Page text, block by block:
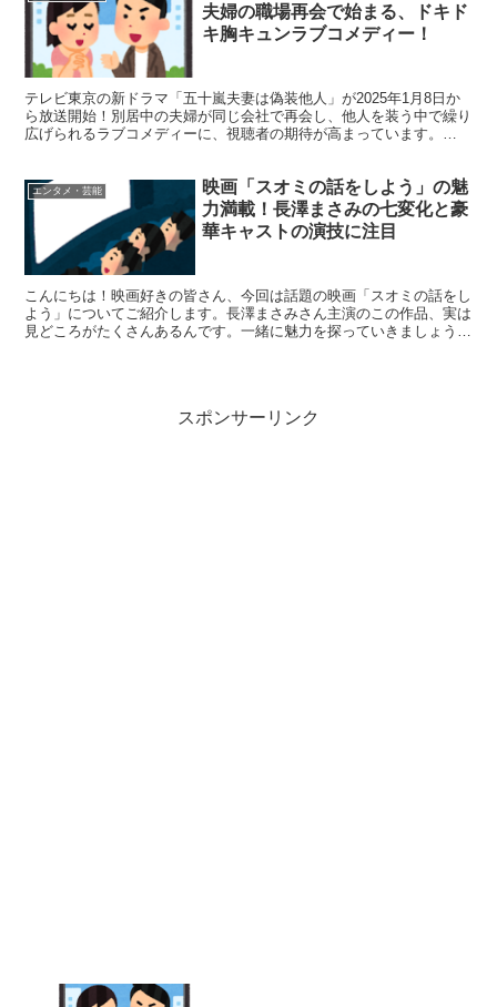
夫婦の職場再会で始まる、ドキド
キ胸キュンラブコメディー！
テレビ東京の新ドラマ「五十嵐夫妻は偽装他人」が2025年1月8日か
ら放送開始！別居中の夫婦が同じ会社で再会し、他人を装う中で繰り
広げられるラブコメディーに、視聴者の期待が高まっています。
エンタメ・芸能
映画「スオミの話をしよう」の魅
力満載！長澤まさみの七変化と豪
華キャストの演技に注目
こんにちは！映画好きの皆さん、今回は話題の映画「スオミの話をし
よう」についてご紹介します。長澤まさみさん主演のこの作品、実は
見どころがたくさんあるんです。一緒に魅力を探っていきましょう！
スポンサーリンク